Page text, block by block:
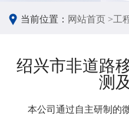
当前位置： 网站首页 >工
绍兴市非道路
测
本公司通过自主研制的